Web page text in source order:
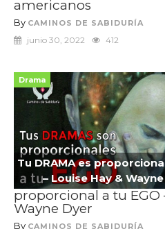
americanos
By CAMINOS DE SABIDURÍA
junio 30, 2022 412
Drama
Tu DRAMA es
– Louise Hay &
proporcional a tu EGO
Wayne Dyer
By CAMINOS DE SABIDURÍA